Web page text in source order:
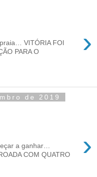
›
praia… VITÓRIA FOI
PARA O
de 2019
›
a ganhar…
COM QUATRO